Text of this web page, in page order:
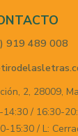
919 489 008
2, 28009,
14:30 / 16:30-
15:30 / L: